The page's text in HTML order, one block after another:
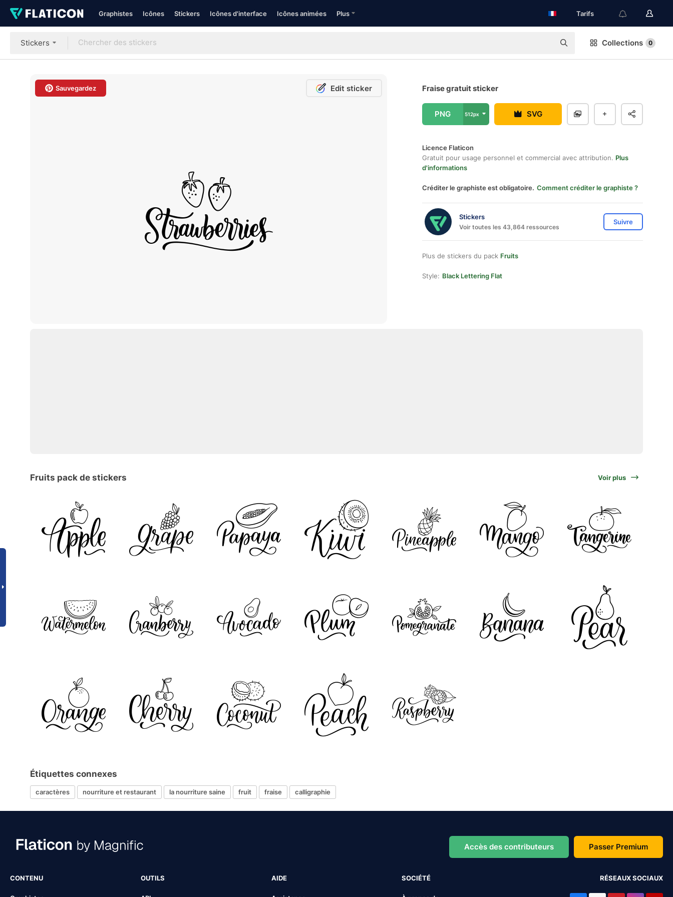
Graphistes Icônes Stickers Icônes d'interface Icônes animées Plus Tarifs
Stickers Collections 0
Sauvegardez Edit sticker Fraise gratuit sticker
PNG 512px SVG
Licence Flaticon
Gratuit pour usage personnel et commercial avec attribution. Plus
d'informations
Créditer le graphiste est obligatoire. Comment créditer le graphiste ?
Stickers
Voir toutes les 43,864 ressources
Suivre
Plus de stickers du pack Fruits
Style: Black Lettering Flat
Fruits pack de stickers Voir plus
Étiquettes connexes
caractères nourriture et restaurant la nourriture saine fruit fraise calligraphie
Accès des contributeurs Passer Premium
CONTENU OUTILS AIDE SOCIÉTÉ RÉSEAUX SOCIAUX